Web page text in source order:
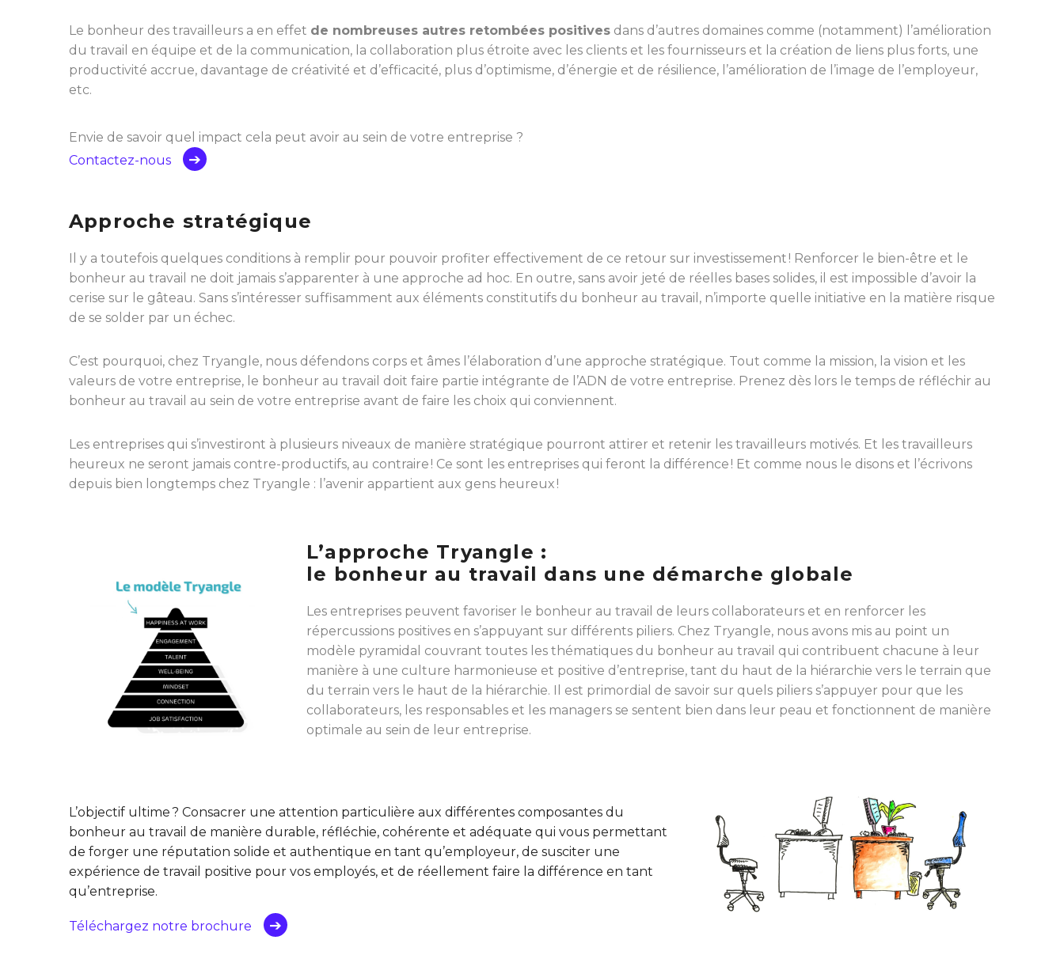
Le bonheur des travailleurs a en effet de nombreuses autres retombées positives dans d’autres domaines comme (notamment) l’amélioration
du travail en équipe et de la communication, la collaboration plus étroite avec les clients et les fournisseurs et la création de liens plus forts, une
productivité accrue, davantage de créativité et d’efficacité, plus d’optimisme, d’énergie et de résilience, l’amélioration de l’image de l’employeur,
etc.
Envie de savoir quel impact cela peut avoir au sein de votre entreprise ?
Contactez-nous
Approche stratégique
Il y a toutefois quelques conditions à remplir pour pouvoir profiter effectivement de ce retour sur investissement ! Renforcer le bien-être et le
bonheur au travail ne doit jamais s’apparenter à une approche ad hoc. En outre, sans avoir jeté de réelles bases solides, il est impossible d’avoir la
cerise sur le gâteau. Sans s’intéresser suffisamment aux éléments constitutifs du bonheur au travail, n’importe quelle initiative en la matière risque
de se solder par un échec.
C’est pourquoi, chez Tryangle, nous défendons corps et âmes l’élaboration d’une approche stratégique. Tout comme la mission, la vision et les
valeurs de votre entreprise, le bonheur au travail doit faire partie intégrante de l’ADN de votre entreprise. Prenez dès lors le temps de réfléchir au
bonheur au travail au sein de votre entreprise avant de faire les choix qui conviennent.
Les entreprises qui s’investiront à plusieurs niveaux de manière stratégique pourront attirer et retenir les travailleurs motivés. Et les travailleurs
heureux ne seront jamais contre-productifs, au contraire ! Ce sont les entreprises qui feront la différence ! Et comme nous le disons et l’écrivons
depuis bien longtemps chez Tryangle : l’avenir appartient aux gens heureux !
L’approche Tryangle :
le bonheur au travail dans une démarche globale
Les entreprises peuvent favoriser le bonheur au travail de leurs collaborateurs et en renforcer les
répercussions positives en s’appuyant sur différents piliers. Chez Tryangle, nous avons mis au point un
modèle pyramidal couvrant toutes les thématiques du bonheur au travail qui contribuent chacune à leur
manière à une culture harmonieuse et positive d’entreprise, tant du haut de la hiérarchie vers le terrain que
du terrain vers le haut de la hiérarchie. Il est primordial de savoir sur quels piliers s’appuyer pour que les
collaborateurs, les responsables et les managers se sentent bien dans leur peau et fonctionnent de manière
optimale au sein de leur entreprise.
L’objectif ultime ? Consacrer une attention particulière aux différentes composantes du
bonheur au travail de manière durable, réfléchie, cohérente et adéquate qui vous permettant
de forger une réputation solide et authentique en tant qu’employeur, de susciter une
expérience de travail positive pour vos employés, et de réellement faire la différence en tant
qu’entreprise.
Téléchargez notre brochure